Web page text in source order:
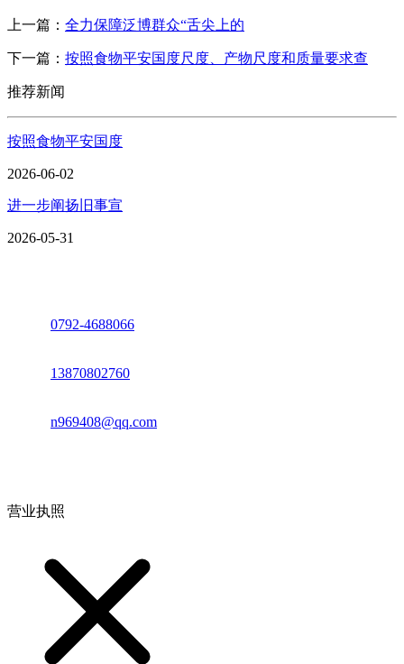
上一篇： 全力保障泛博群众“舌尖上的
下一篇： 按照食物平安国度尺度、产物尺度和质量要求查
推荐新闻
按照食物平安国度
2026-06-02
进一步阐扬旧事宣
2026-05-31
0792-4688066
13870802760
n969408@qq.com
营业执照